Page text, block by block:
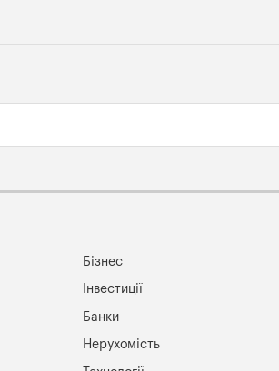
Бізнес
Інвестиції
Банки
Нерухомість